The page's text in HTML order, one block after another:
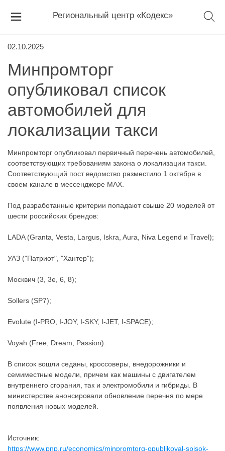
Региональный центр «Кодекс»
02.10.2025
Минпромторг
опубликовал список
автомобилей для
локализации такси
Минпромторг опубликовал первичный перечень автомобилей,
соответствующих требованиям закона о локализации такси.
Соответствующий пост ведомство разместило 1 октября в
своем канале в мессенджере MAX.
Под разработанные критерии попадают свыше 20 моделей от
шести российских брендов:
LADA (Granta, Vesta, Largus, Iskra, Aura, Niva Legend и Travel);
УАЗ ("Патриот", "Хантер");
Москвич (3, 3е, 6, 8);
Sollers (SP7);
Evolute (I-PRO, I-JOY, I-SKY, I-JET, I-SPACE);
Voyah (Free, Dream, Passion).
В список вошли седаны, кроссоверы, внедорожники и
семиместные модели, причем как машины с двигателем
внутреннего сгорания, так и электромобили и гибриды. В
министерстве анонсировали обновление перечня по мере
появления новых моделей.
Источник:
https://www.pnp.ru/economics/minpromtorg-opublikoval-spisok-